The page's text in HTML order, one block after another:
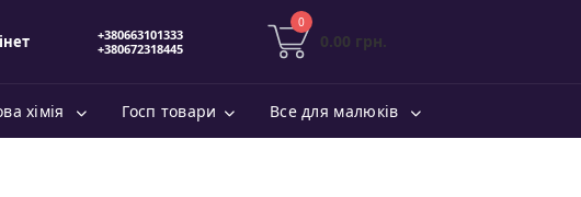
0
0.00 грн.
хімія Госп товари Все для малюків